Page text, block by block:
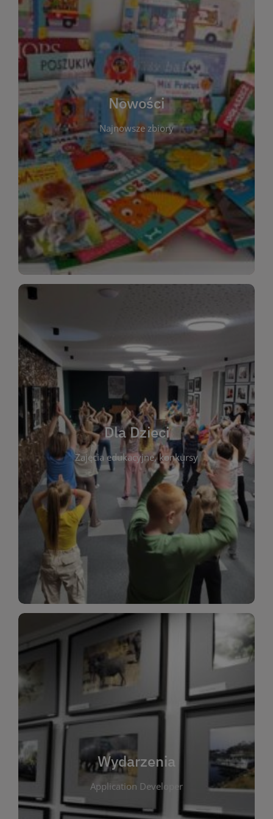
Nowości
Najnowsze zbiory
W tej sekcji prezentujemy najnowsze książki,
audiobooki oraz filmy, które właśnie trafiły do
zbiorów Miejskiej Biblioteki Publicznej w
Starachowicach. Regularnie aktualizujemy listę,
aby Czytelnicy mogli na bieżąco odkrywać świeże
tytuły i najciekawsze premiery wydawnicze. Każda
pozycja opatrzona jest krótkim opisem i
informacją o dostępności w katalogu. Zachęcamy
do częstych odwiedzin – nowości pojawiają się
niemal każdego tygodnia! Dzięki tej zakładce
zawsze będziesz wiedzieć, co warto przeczytać
jako pierwsze.
WIĘCEJ
Dla Dzieci
Zajęcia edukacyjne, konkursy
Dla Dzieci
To miejsce stworzone z myślą o najmłodszych
czytelnikach i ich rodzicach. Znajdziesz tu
informacje o zajęciach edukacyjnych, konkursach
plastycznych i spotkaniach z autorami książek dla
dzieci. Biblioteka oferuje bogaty wybór bajek,
opowiadań i lektur szkolnych, a także przyjazny
kącik do wspólnego czytania. Pragniemy
rozbudzać miłość do książek od najmłodszych lat.
Zapraszamy do wspólnej zabawy i odkrywania
świata literatury!
WIĘCEJ
Wydarzenia
Application Developer
Wydarzenia
W tej zakładce publikujemy informacje o
wszystkich wydarzeniach organizowanych przez
bibliotekę. Znajdziesz tu zapowiedzi spotkań
autorskich, warsztatów, prelekcji i zajęć
tematycznych dla różnych grup wiekowych. Każde
wydarzenie ma na celu promowanie kultury
czytelniczej oraz integrację społeczności lokalnej.
Dzięki kalendarzowi wydarzeń możesz łatwo